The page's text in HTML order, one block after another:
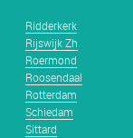
Ridderkerk
Rijswijk Zh
Roermond
Roosendaal
Rotterdam
Schiedam
Sittard